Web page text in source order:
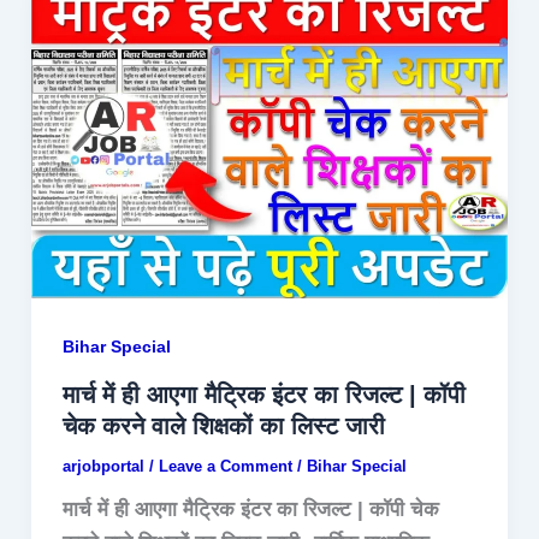
Bihar Special
मार्च में ही आएगा मैट्रिक इंटर का रिजल्ट | कॉपी
चेक करने वाले शिक्षकों का लिस्ट जारी
arjobportal / Leave a Comment / Bihar Special
मार्च में ही आएगा मैट्रिक इंटर का रिजल्ट | कॉपी चेक